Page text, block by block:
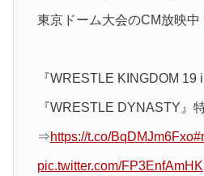
東京ドーム大会のCM放映中
『WRESTLE KINGDOM 19
『WRESTLE DYNASTY』
⇒https://t.co/BqDMJm6Fxo
pic.twitter.com/FP3EnfAmHK